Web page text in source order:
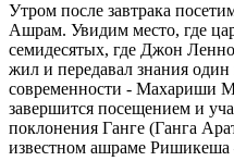
Утром после завтрака
Ашрам. Увидим место, где
семидесятых, где Джон
жил и передавал знания
современности - Махариши
завершится посещением и
поклонения Ганге (Ганга
известном ашраме